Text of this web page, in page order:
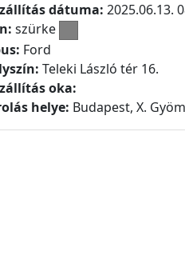
dátuma: 2025.06.13.
szürke
Ford
Teleki László tér 16.
oka:
helye: Budapest, X.